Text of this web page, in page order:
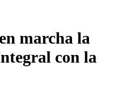
marcha la
con la